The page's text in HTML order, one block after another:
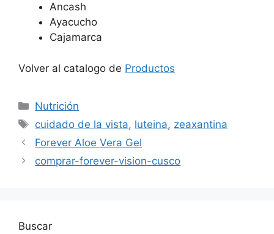
Ancash
Ayacucho
Cajamarca
Volver al catalogo de Productos
Categorías
Nutrición
Etiquetas
cuidado de la vista, luteina, zeaxantina
Forever Aloe Vera Gel
comprar-forever-vision-cusco
Buscar